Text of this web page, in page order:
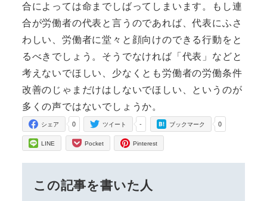
合によっては命までしばってしまいます。もし連
合が労働者の代表と言うのであれば、代表にふさ
わしい、労働者に堂々と顔向けのできる行動をと
るべきでしょう。そうでなければ「代表」などと
考えないでほしい、少なくとも労働者の労働条件
改善のじゃまだけはしないでほしい、というのが
多くの声ではないでしょうか。
0
シェア -
ツイート 0
ブックマーク
LINE Pocket Pinterest
この記事を書いた人